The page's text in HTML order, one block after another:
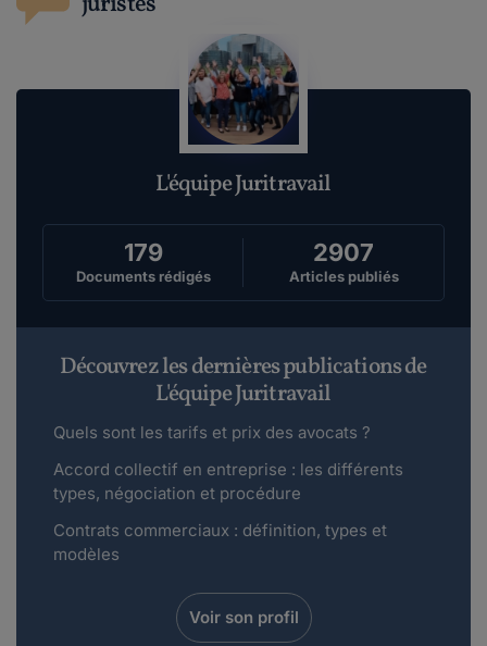
L'équipe Juritravail
179
Documents rédigés
2907
Articles publiés
Découvrez les dernières publications de
L'équipe Juritravail
Quels sont les tarifs et prix des avocats ?
Accord collectif en entreprise : les différents
types, négociation et procédure
Contrats commerciaux : définition, types et
modèles
Voir son profil